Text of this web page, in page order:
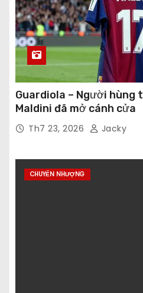
Guardiola – Người hùng
Maldini đã mở cánh cửa
Th7 23, 2026 Jacky
CHUYỂN NHƯỢNG